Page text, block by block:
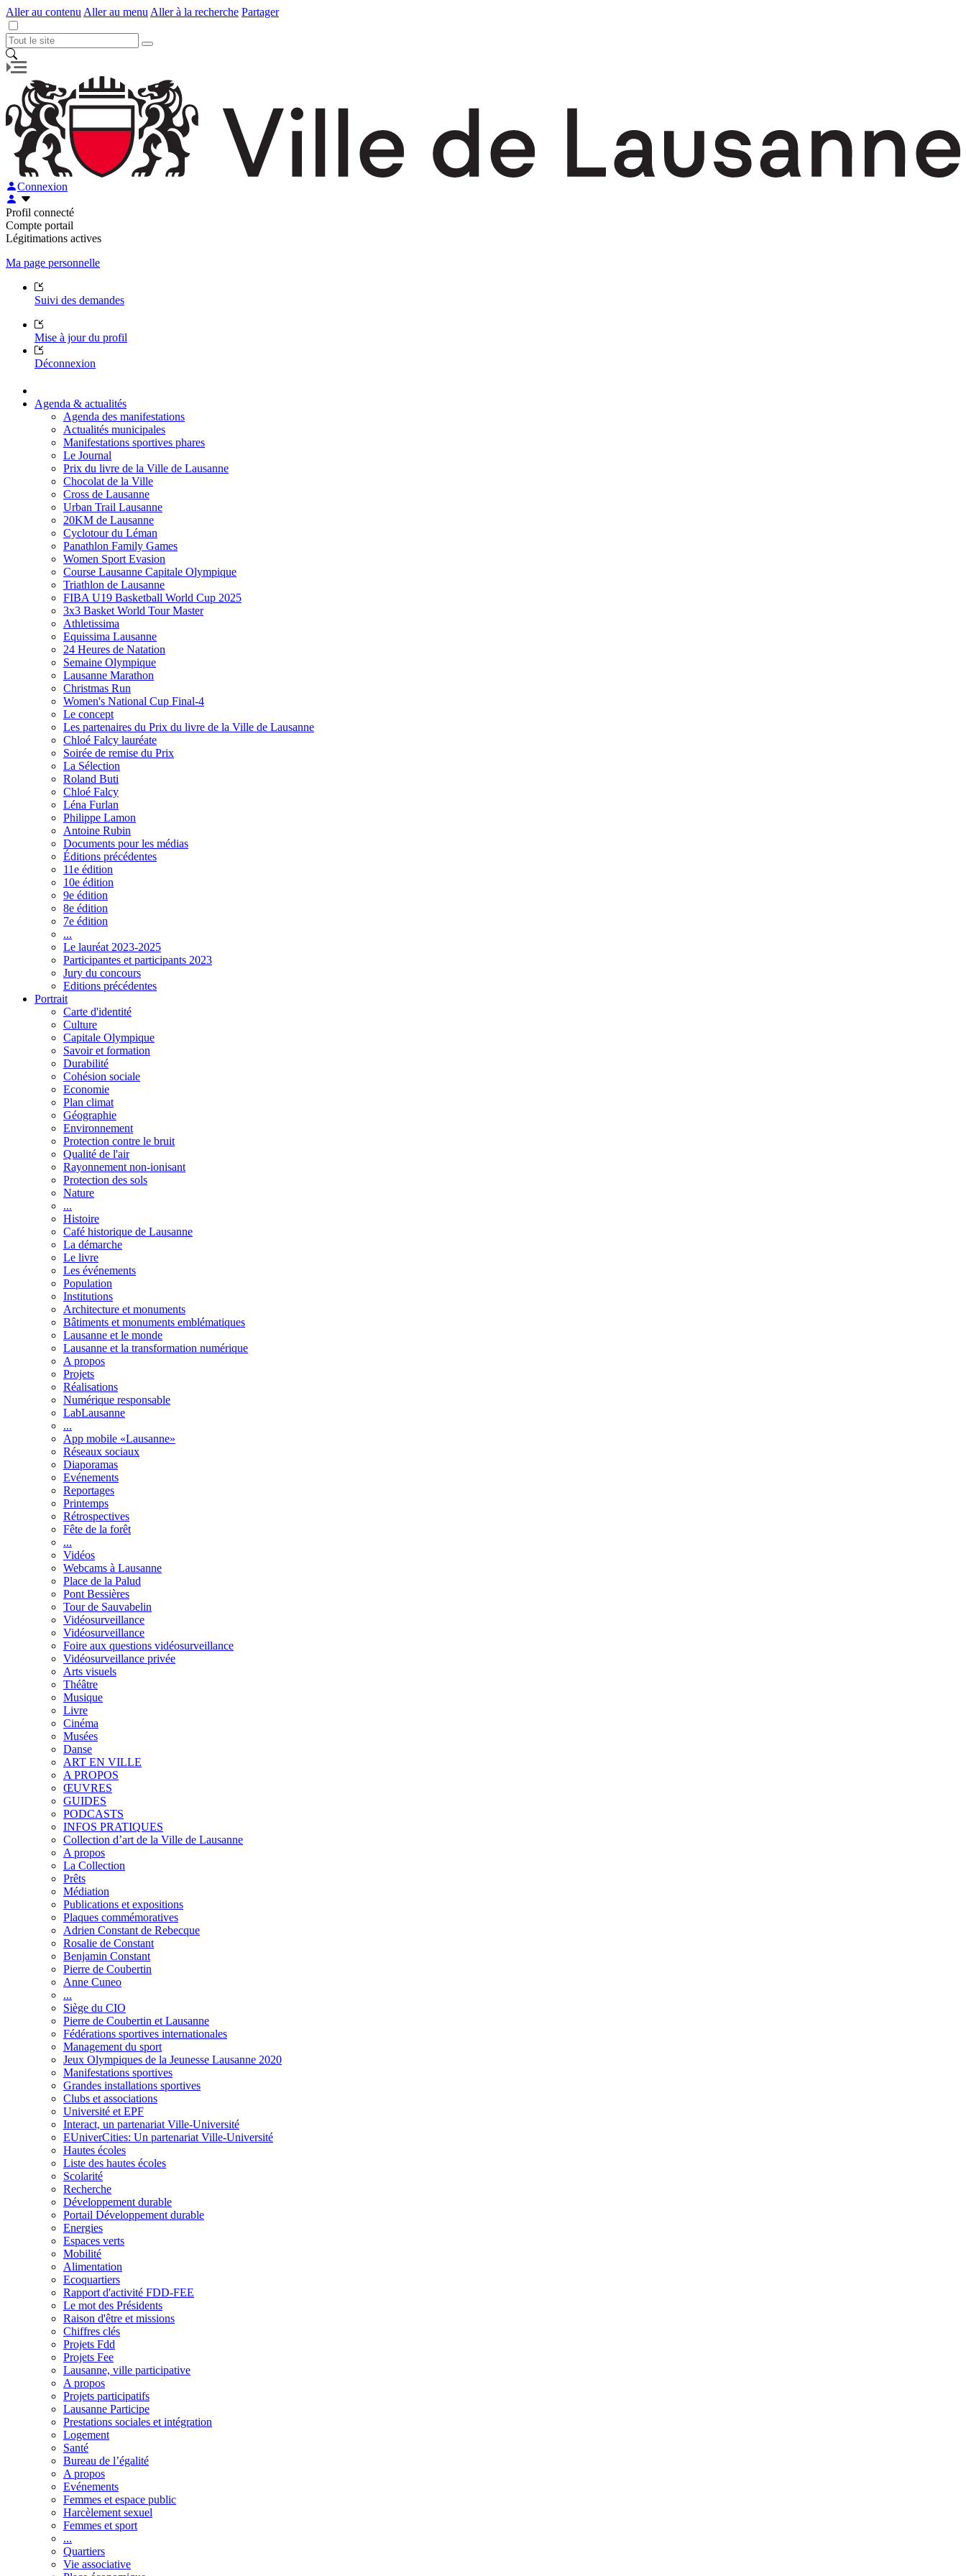
Aller au contenu Aller au menu Aller à la recherche Partager
Connexion
Profil connecté
Compte portail
Légitimations actives
Ma page personnelle
Suivi des demandes
Mise à jour du profil
Déconnexion
Agenda & actualités
Agenda des manifestations
Actualités municipales
Manifestations sportives phares
Le Journal
Prix du livre de la Ville de Lausanne
Chocolat de la Ville
Cross de Lausanne
Urban Trail Lausanne
20KM de Lausanne
Cyclotour du Léman
Panathlon Family Games
Women Sport Evasion
Course Lausanne Capitale Olympique
Triathlon de Lausanne
FIBA U19 Basketball World Cup 2025
3x3 Basket World Tour Master
Athletissima
Equissima Lausanne
24 Heures de Natation
Semaine Olympique
Lausanne Marathon
Christmas Run
Women's National Cup Final-4
Le concept
Les partenaires du Prix du livre de la Ville de Lausanne
Chloé Falcy lauréate
Soirée de remise du Prix
La Sélection
Roland Buti
Chloé Falcy
Léna Furlan
Philippe Lamon
Antoine Rubin
Documents pour les médias
Éditions précédentes
11e édition
10e édition
9e édition
8e édition
7e édition
...
Le lauréat 2023-2025
Participantes et participants 2023
Jury du concours
Editions précédentes
Portrait
Carte d'identité
Culture
Capitale Olympique
Savoir et formation
Durabilité
Cohésion sociale
Economie
Plan climat
Géographie
Environnement
Protection contre le bruit
Qualité de l'air
Rayonnement non-ionisant
Protection des sols
Nature
...
Histoire
Café historique de Lausanne
La démarche
Le livre
Les événements
Population
Institutions
Architecture et monuments
Bâtiments et monuments emblématiques
Lausanne et le monde
Lausanne et la transformation numérique
A propos
Projets
Réalisations
Numérique responsable
LabLausanne
...
App mobile «Lausanne»
Réseaux sociaux
Diaporamas
Evénements
Reportages
Printemps
Rétrospectives
Fête de la forêt
...
Vidéos
Webcams à Lausanne
Place de la Palud
Pont Bessières
Tour de Sauvabelin
Vidéosurveillance
Vidéosurveillance
Foire aux questions vidéosurveillance
Vidéosurveillance privée
Arts visuels
Théâtre
Musique
Livre
Cinéma
Musées
Danse
ART EN VILLE
A PROPOS
ŒUVRES
GUIDES
PODCASTS
INFOS PRATIQUES
Collection d’art de la Ville de Lausanne
A propos
La Collection
Prêts
Médiation
Publications et expositions
Plaques commémoratives
Adrien Constant de Rebecque
Rosalie de Constant
Benjamin Constant
Pierre de Coubertin
Anne Cuneo
...
Siège du CIO
Pierre de Coubertin et Lausanne
Fédérations sportives internationales
Management du sport
Jeux Olympiques de la Jeunesse Lausanne 2020
Manifestations sportives
Grandes installations sportives
Clubs et associations
Université et EPF
Interact, un partenariat Ville-Université
EUniverCities: Un partenariat Ville-Université
Hautes écoles
Liste des hautes écoles
Scolarité
Recherche
Développement durable
Portail Développement durable
Energies
Espaces verts
Mobilité
Alimentation
Ecoquartiers
Rapport d'activité FDD-FEE
Le mot des Présidents
Raison d'être et missions
Chiffres clés
Projets Fdd
Projets Fee
Lausanne, ville participative
A propos
Projets participatifs
Lausanne Participe
Prestations sociales et intégration
Logement
Santé
Bureau de l’égalité
A propos
Evénements
Femmes et espace public
Harcèlement sexuel
Femmes et sport
...
Quartiers
Vie associative